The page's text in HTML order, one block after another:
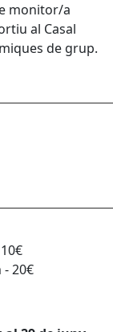
monitor/a
al Casal
de grup.
- 20€